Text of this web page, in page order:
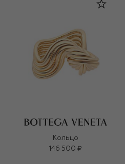
Кольцо
146 500 ₽